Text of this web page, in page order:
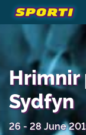
Hrimnir
Sydfyn
26 - 28 June